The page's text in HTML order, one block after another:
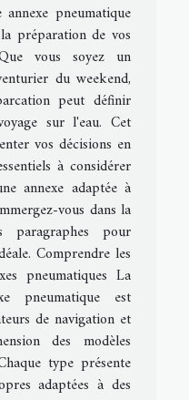
pneumatique
préparation de vos
vous soyez un
du weekend,
peut définir
sur l'eau. Cet
vos décisions en
à considérer
annexe adaptée à
vous dans la
paragraphes pour
Comprendre les
pneumatiques La
pneumatique est
de navigation et
des modèles
type présente
adaptées à des